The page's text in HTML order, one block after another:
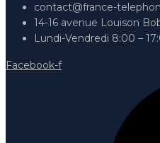
contact@france-
14-16 avenue Louison
Lundi-Vendredi 8:00 –
Facebook-f